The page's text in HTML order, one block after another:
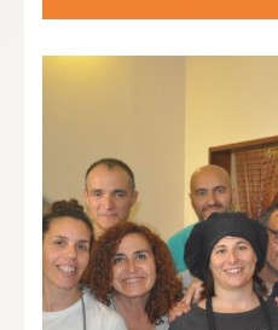
encantados de
sabor a
degustar nuevos
que alegrarán